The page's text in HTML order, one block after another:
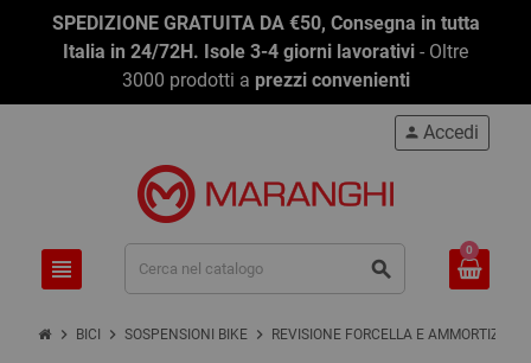
SPEDIZIONE GRATUITA DA €50, Consegna in tutta
Italia in 24/72H. Isole 3-4 giorni lavorativi - Oltre
3000 prodotti a prezzi convenienti
view_headline search
person Accedi
0
chevron_right BICI chevron_right SOSPENSIONI BIKE chevron_right REVISIONE FORCELLA E AMMORTIZ.